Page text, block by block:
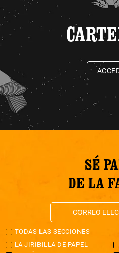
SÉ
DE LA
TODAS LAS SECCIONES
LA JIRIBILLA DE PAPEL